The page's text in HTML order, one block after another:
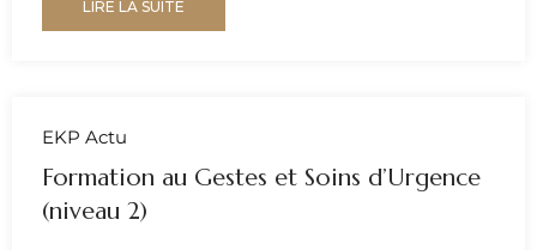
LIRE LA SUITE
EKP Actu
Formation au Gestes et Soins d’Urgence
(niveau 2)